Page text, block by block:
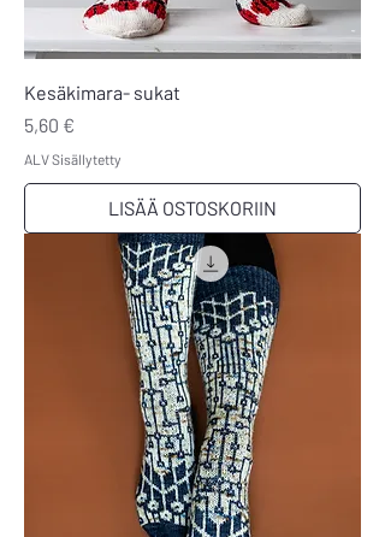
Kesäkimara- sukat
Hinta
5,60 €
ALV Sisällytetty
LISÄÄ OSTOSKORIIN